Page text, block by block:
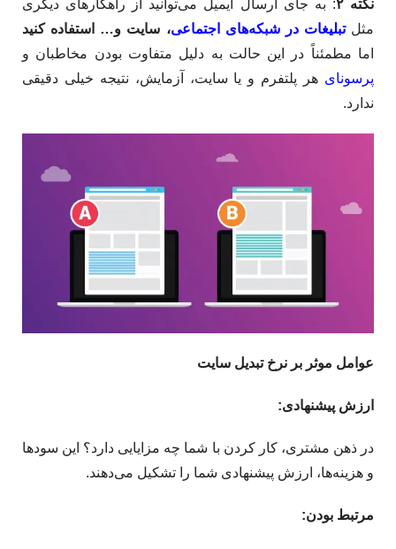
نکته ۲ : به جای ارسال ایمیل می‌توانید از راهکارهای دیگری
مثلتبلیغات در شبکه‌های اجتماعی، سایت و… استفاده کنید
اما مطمئناً در این حالت به دلیل متفاوت بودن مخاطبان و
پرسونای هر پلتفرم و یا سایت، آزمایش، نتیجه خیلی دقیقی
ندارد.
عوامل موثر بر نرخ تبدیل سایت
ارزش پیشنهادی:
در ذهن مشتری، کار کردن با شما چه مزایایی دارد؟ این سودها
و هزینه‌ها، ارزش پیشنهادی شما را تشکیل می‌دهند.
مرتبط بودن: